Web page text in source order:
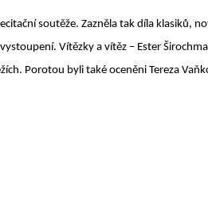
soutěže. Zazněla tak díla klasiků,
Vítězky a vítěz – Ester
Porotou byli také oceněni Tereza